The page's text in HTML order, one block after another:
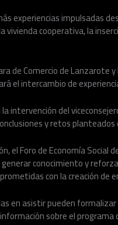
experiencias impulsadas
vivienda cooperativa, la
de Comercio de Lanzarote
el intercambio de
intervención del
y retos
el Foro de Economía Social
conocimiento y
con la creación de
en asistir pueden
sobre el programa